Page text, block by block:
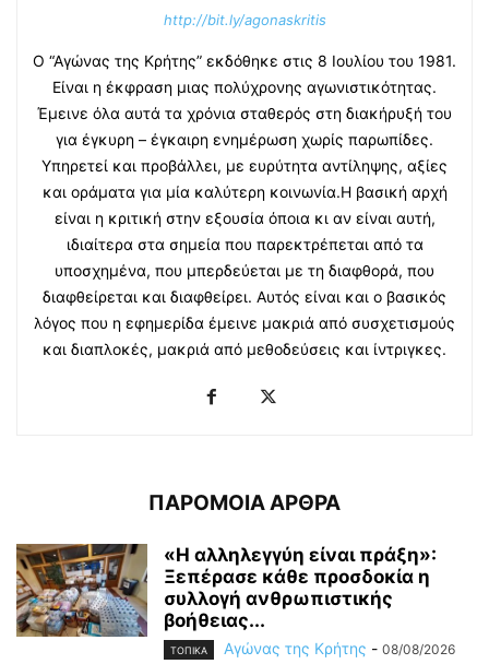
http://bit.ly/agonaskritis
Ο “Αγώνας της Κρήτης” εκδόθηκε στις 8 Ιουλίου του 1981.
Είναι η έκφραση μιας πολύχρονης αγωνιστικότητας.
Έμεινε όλα αυτά τα χρόνια σταθερός στη διακήρυξή του
για έγκυρη – έγκαιρη ενημέρωση χωρίς παρωπίδες.
Υπηρετεί και προβάλλει, με ευρύτητα αντίληψης, αξίες
και οράματα για μία καλύτερη κοινωνία.Η βασική αρχή
είναι η κριτική στην εξουσία όποια κι αν είναι αυτή,
ιδιαίτερα στα σημεία που παρεκτρέπεται από τα
υποσχημένα, που μπερδεύεται με τη διαφθορά, που
διαφθείρεται και διαφθείρει. Αυτός είναι και ο βασικός
λόγος που η εφημερίδα έμεινε μακριά από συσχετισμούς
και διαπλοκές, μακριά από μεθοδεύσεις και ίντριγκες.
ΠΑΡΟΜΟΙΑ ΑΡΘΡΑ
«Η αλληλεγγύη είναι πράξη»:
Ξεπέρασε κάθε προσδοκία η
συλλογή ανθρωπιστικής
βοήθειας...
ΤΟΠΙΚΑ Αγώνας της Κρήτης - 08/08/2026